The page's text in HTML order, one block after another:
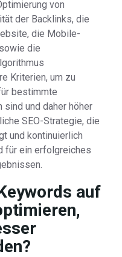
von
der Backlinks, die
die Mobile-
die
Kriterien, um zu
bestimmte
sind und daher höher
SEO-Strategie, die
und kontinuierlich
für ein erfolgreiches
auf